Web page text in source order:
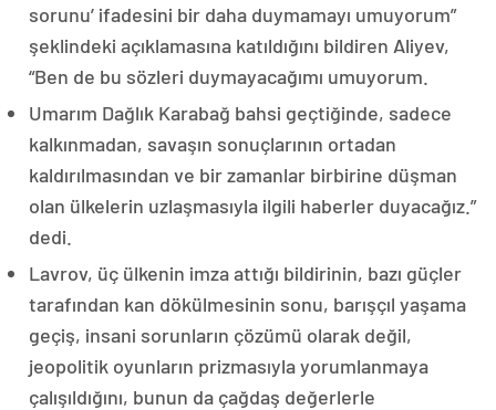
sorunu’ ifadesini bir daha duymamayı umuyorum”
şeklindeki açıklamasına katıldığını bildiren Aliyev,
“Ben de bu sözleri duymayacağımı umuyorum.
Umarım Dağlık Karabağ bahsi geçtiğinde, sadece
kalkınmadan, savaşın sonuçlarının ortadan
kaldırılmasından ve bir zamanlar birbirine düşman
olan ülkelerin uzlaşmasıyla ilgili haberler duyacağız.”
dedi.
Lavrov, üç ülkenin imza attığı bildirinin, bazı güçler
tarafından kan dökülmesinin sonu, barışçıl yaşama
geçiş, insani sorunların çözümü olarak değil,
jeopolitik oyunların prizmasıyla yorumlanmaya
çalışıldığını, bunun da çağdaş değerlerle